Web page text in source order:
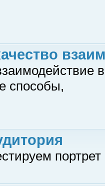
способы,